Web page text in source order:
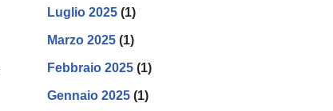
Luglio 2025(1)
Marzo 2025(1)
Febbraio 2025(1)
Gennaio 2025(1)